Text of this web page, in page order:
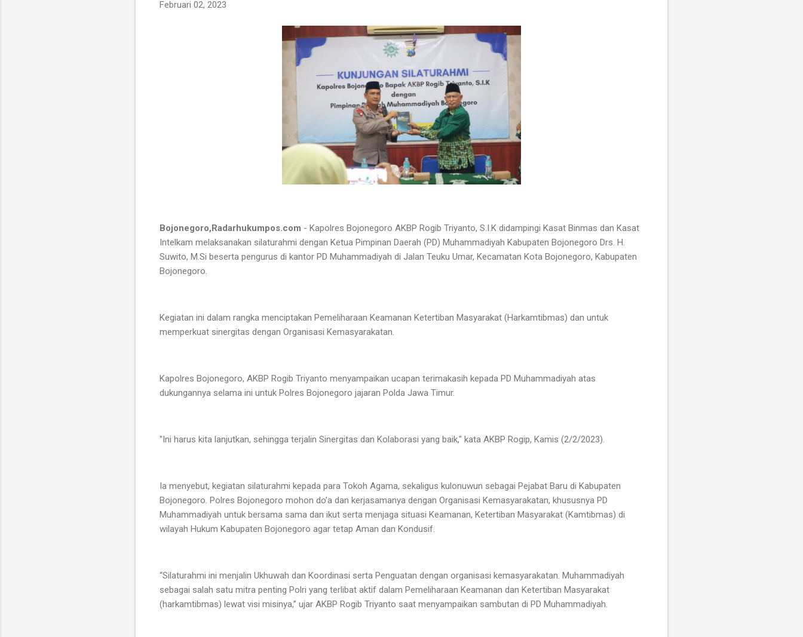
Februari 02, 2023
Bojonegoro,Radarhukumpos.com - Kapolres Bojonegoro AKBP Rogib Triyanto, S.I.K didampingi Kasat Binmas dan Kasat
Intelkam melaksanakan silaturahmi dengan Ketua Pimpinan Daerah (PD) Muhammadiyah Kabupaten Bojonegoro Drs. H.
Suwito, M.Si beserta pengurus di kantor PD Muhammadiyah di Jalan Teuku Umar, Kecamatan Kota Bojonegoro, Kabupaten
Bojonegoro.
Kegiatan ini dalam rangka menciptakan Pemeliharaan Keamanan Ketertiban Masyarakat (Harkamtibmas) dan untuk
memperkuat sinergitas dengan Organisasi Kemasyarakatan.
Kapolres Bojonegoro, AKBP Rogib Triyanto menyampaikan ucapan terimakasih kepada PD Muhammadiyah atas
dukungannya selama ini untuk Polres Bojonegoro jajaran Polda Jawa Timur.
"Ini harus kita lanjutkan, sehingga terjalin Sinergitas dan Kolaborasi yang baik," kata AKBP Rogip, Kamis (2/2/2023).
Ia menyebut, kegiatan silaturahmi kepada para Tokoh Agama, sekaligus kulonuwun sebagai Pejabat Baru di Kabupaten
Bojonegoro. Polres Bojonegoro mohon do’a dan kerjasamanya dengan Organisasi Kemasyarakatan, khususnya PD
Muhammadiyah untuk bersama sama dan ikut serta menjaga situasi Keamanan, Ketertiban Masyarakat (Kamtibmas) di
wilayah Hukum Kabupaten Bojonegoro agar tetap Aman dan Kondusif.
“Silaturahmi ini menjalin Ukhuwah dan Koordinasi serta Penguatan dengan organisasi kemasyarakatan. Muhammadiyah
sebagai salah satu mitra penting Polri yang terlibat aktif dalam Pemeliharaan Keamanan dan Ketertiban Masyarakat
(harkamtibmas) lewat visi misinya,” ujar AKBP Rogib Triyanto saat menyampaikan sambutan di PD Muhammadiyah.